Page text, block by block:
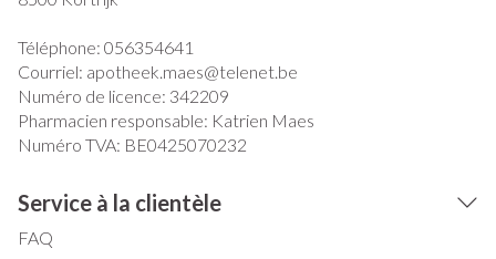
Téléphone: 056354641
Courriel: apotheek.maes@telenet.be
Numéro de licence: 342209
Pharmacien responsable: Katrien Maes
Numéro TVA: BE0425070232
Service à la clientèle
FAQ